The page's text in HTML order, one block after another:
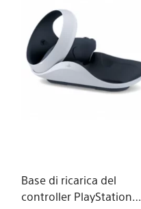
Base di ricarica del
controller PlayStation